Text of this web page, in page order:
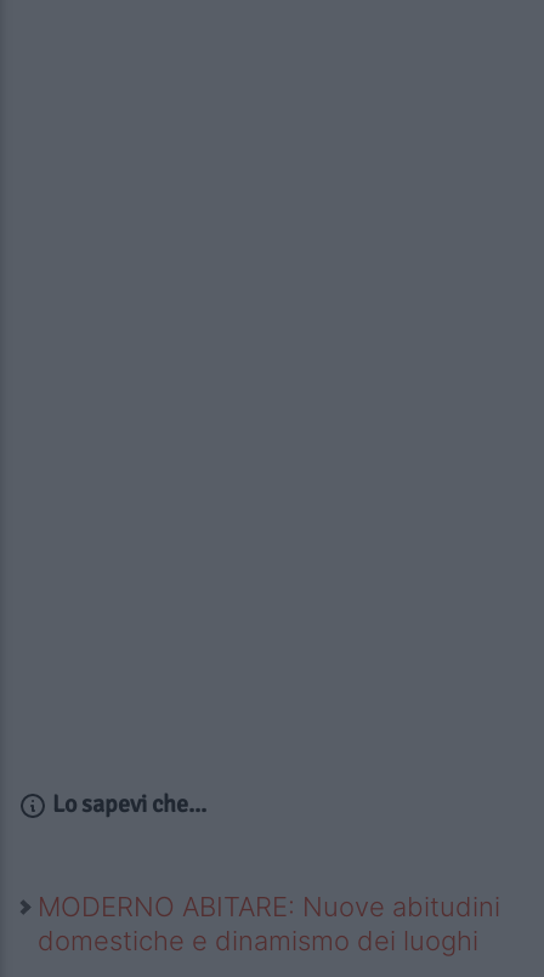
Lo sapevi che...
MODERNO ABITARE: Nuove abitudini
domestiche e dinamismo dei luoghi